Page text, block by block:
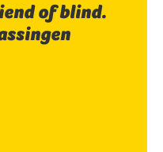
of blind.